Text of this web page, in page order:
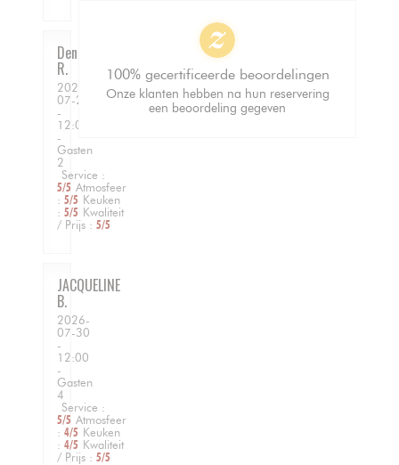
Denis
R
2026-
07-23
-
12:00
-
Gasten
2
Service :
5/5 Atmosfeer
: 5/5 Keuken
: 5/5 Kwaliteit
/ Prijs : 5/5
JACQUELINE
B
2026-
07-30
-
12:00
-
Gasten
4
Service :
5/5 Atmosfeer
: 4/5 Keuken
: 4/5 Kwaliteit
/ Prijs : 5/5
100% gecertificeerde beoordelingen
Onze klanten hebben na hun reservering
een beoordeling gegeven